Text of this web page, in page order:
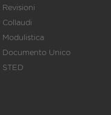
Revisioni
Collaudi
Modulistica
Documento Unico
STED